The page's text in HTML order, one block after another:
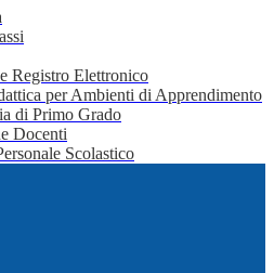
Registro Elettronico
per Ambienti di Apprendimento
di Primo Grado
Docenti
Scolastico